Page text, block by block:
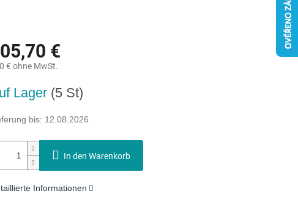
€
€ ohne MwSt.
Lager (5 St)
bis: 12.08.2026
In den Warenkorb
Informationen